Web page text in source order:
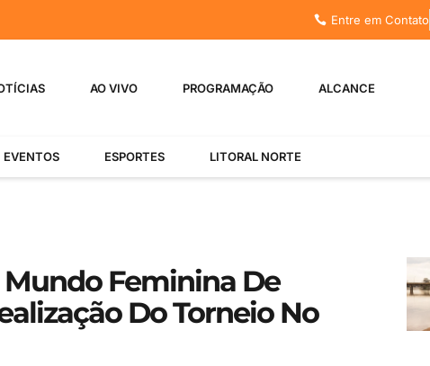
Entre em Contato
AO VIVO PROGRAMAÇÃO ALCANCE
EVENTOS ESPORTES LITORAL NORTE
Mundo Feminina De
Do Torneio No